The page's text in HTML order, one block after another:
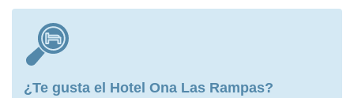
¿Te gusta el Hotel Ona Las Rampas?